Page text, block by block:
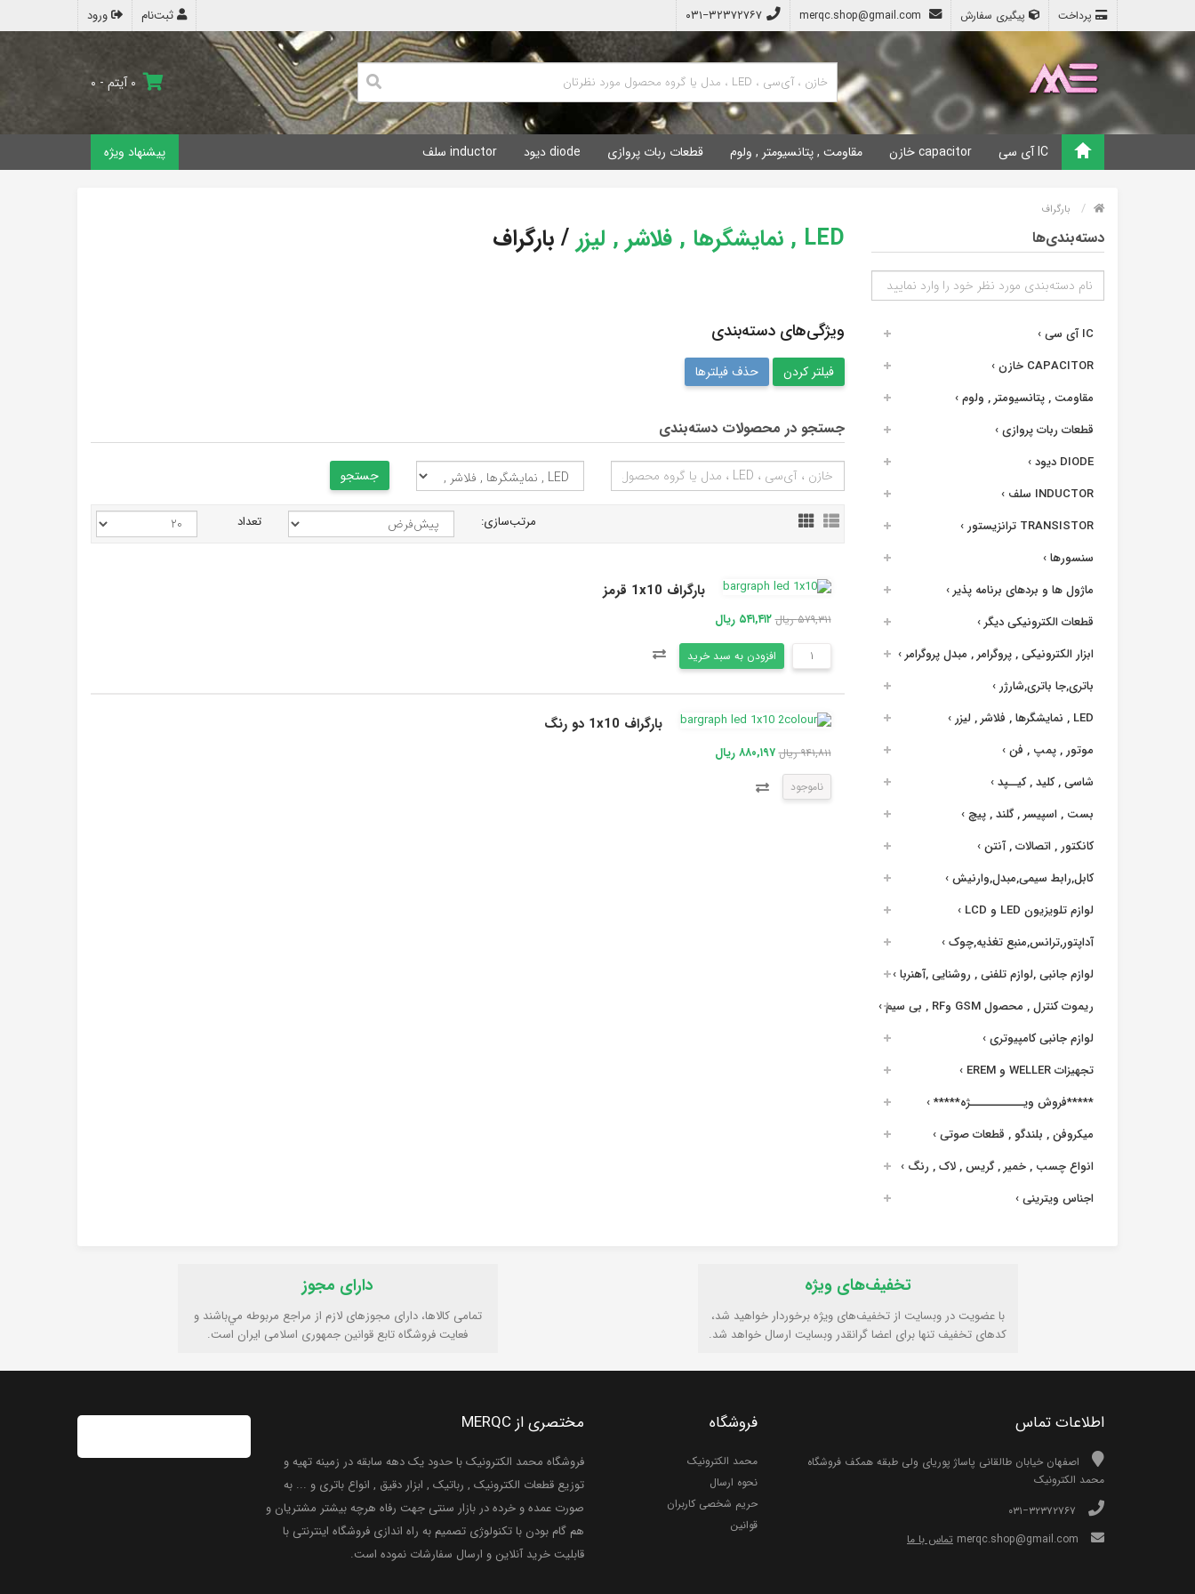
۰۳۱−۳۲۳۷۲۷۶۷ پیگیری سفارش پرداخت ورود ثبت‌نام
۰ آیتم - ۰
IC آی سی capacitor خازن مقاومت , پتانسیومتر , ولوم قطعات ربات پروازی diode دیود inductor سلف پیشنهاد ویژه
بارگراف
دسته‌بندی‌ها
IC آی سی
›
CAPACITOR خازن
›
مقاومت , پتانسیومتر , ولوم›
قطعات ربات پروازی›
DIODE دیود
›
INDUCTOR سلف
›
TRANSISTOR ترانزیستور
›
سنسورها›
ماژول ها و بردهای برنامه پذیر›
قطعات الکترونیکی دیگر›
ابزار الکترونیکی , پروگرامر , مبدل پروگرامر›
باتری,جا باتری,شارژر ›
LED , نمایشگرها , فلاشر , لیزر
›
موتور , پمپ , فن›
شاسی , کلید , کیــپد›
بست , اسپیسر , گلند , پیچ›
کانکتور , اتصالات , آنتن›
کابل,رابط سیمی,مبدل,وارنیش›
لوازم تلویزیون LED و LCD
›
آداپتور,ترانس,منبع تغذیه,چوک›
لوازم جانبی ,لوازم تلفنی , روشنایی ,آهنربا›
ریموت کنترل , محصول GSM وRF , بی سیم
›
لوازم جانبی کامپیوتری›
تجهیزات WELLER و EREM
›
*****فروش ویــــــــــــژه*****›
میکروفن , بلندگو , قطعات صوتی›
انواع چسب , خمیر , گریس , لاک , رنگ ›
اجناس ویترینی›
LED , نمایشگرها , فلاشر , لیزر /بارگراف
ویژگی‌های دسته‌بندی
حذف فیلترها
جستجو در محصولات دسته‌بندی
مرتب‌سازی: تعداد
بارگراف 1x10 قرمز
۵۷۹,۳۱۱ ریال ۵۴۱,۴۱۲ ریال
افزودن به سبد خرید
بارگراف 1x10 دو رنگ
۹۴۱,۸۱۱ ریال ۸۸۰,۱۹۷ ریال
ناموجود
تخفیف‌های ویژه
با عضویت در وبسایت از تخفیف‌های ویژه برخوردار خواهید شد،
کدهای تخفیف تنها برای اعضا گرانقدر وبسایت ارسال خواهد شد.
دارای مجوز
تمامی كالاها، دارای مجوزهای لازم از مراجع مربوطه مي‌باشند و
فعایت فروشگاه تابع قوانين جمهوری اسلامی ايران است.
اطلاعات تماس
اصفهان خیابان طالقانی پاساژ پوریای ولی طبقه همکف فروشگاه
محمد الکترونیک
تماس با ما
فروشگاه
محمد الکترونیک
نحوه ارسال
حریم شخصی کاربران
قوانین
مختصری از MERQC
فروشگاه محمد الکترونیک با حدود یک دهه سابقه در زمینه تهیه و
توزیع قطعات الکترونیک , رباتیک , ابزار دقیق , انواع باتری و ... به
صورت عمده و خرده در بازار سنتی جهت رفاه هرچه بیشتر مشتریان و
هم گام بودن با تکنولوژی تصمیم به راه اندازی فروشگاه اینترنتی با
قابلیت خرید آنلاین و ارسال سفارشات نموده است.